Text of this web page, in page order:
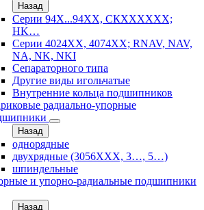
Назад
Серии 94Х...94ХХ, СКХХХХХХ;
HK…
Серии 4024ХХ, 4074ХХ; RNAV, NAV,
NA, NK, NKI
Сепараторного типа
Другие виды игольчатые
Внутренние кольца подшипников
радиально-упорные
Назад
однорядные
двухрядные (3056ХХХ, 3…, 5…)
шпиндельные
и упорно-радиальные подшипники
Назад